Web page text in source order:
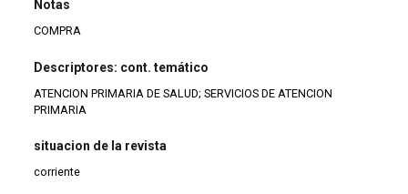
Notas
COMPRA
Descriptores: cont. temático
ATENCION PRIMARIA DE SALUD; SERVICIOS DE ATENCION
PRIMARIA
situacion de la revista
corriente